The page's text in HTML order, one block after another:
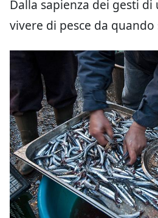
Dalla sapienza dei gesti
vivere di pesce da